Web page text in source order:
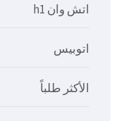
اتش وان h1
اتوبيس
الأكثر طلباً